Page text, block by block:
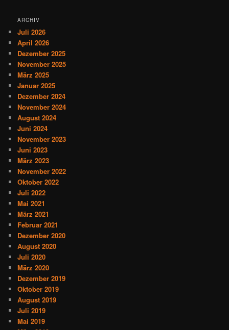
ARCHIV
Juli 2026
April 2026
Dezember 2025
November 2025
März 2025
Januar 2025
Dezember 2024
November 2024
August 2024
Juni 2024
November 2023
Juni 2023
März 2023
November 2022
Oktober 2022
Juli 2022
Mai 2021
März 2021
Februar 2021
Dezember 2020
August 2020
Juli 2020
März 2020
Dezember 2019
Oktober 2019
August 2019
Juli 2019
Mai 2019